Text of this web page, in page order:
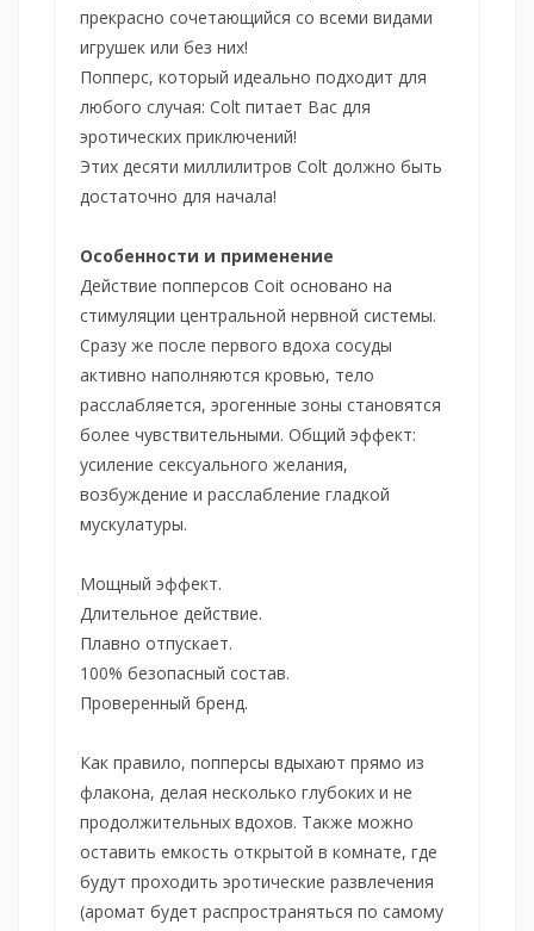
прекрасно сочетающийся со всеми видами
игрушек или без них!
Попперс, который идеально подходит для
любого случая: Сolt питает Вас для
эротических приключений!
Этих десяти миллилитров Сolt должно быть
достаточно для начала!
Особенности и применение
Действие попперсов Сoit основано на
стимуляции центральной нервной системы.
Сразу же после первого вдоха сосуды
активно наполняются кровью, тело
расслабляется, эрогенные зоны становятся
более чувствительными. Общий эффект:
усиление сексуального желания,
возбуждение и расслабление гладкой
мускулатуры.
Мощный эффект.
Длительное действие.
Плавно отпускает.
100% безопасный состав.
Проверенный бренд.
Как правило, попперсы вдыхают прямо из
флакона, делая несколько глубоких и не
продолжительных вдохов. Также можно
оставить емкость открытой в комнате, где
будут проходить эротические развлечения
(аромат будет распространяться по самому